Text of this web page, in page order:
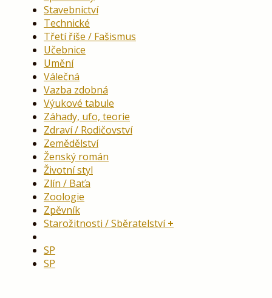
Stavebnictví
Technické
Třetí říše / Fašismus
Učebnice
Umění
Válečná
Vazba zdobná
Výukové tabule
Záhady, ufo, teorie
Zdraví / Rodičovství
Zemědělství
Ženský román
Životní styl
Zlín / Baťa
Zoologie
Zpěvník
Starožitnosti / Sběratelství
SP
SP